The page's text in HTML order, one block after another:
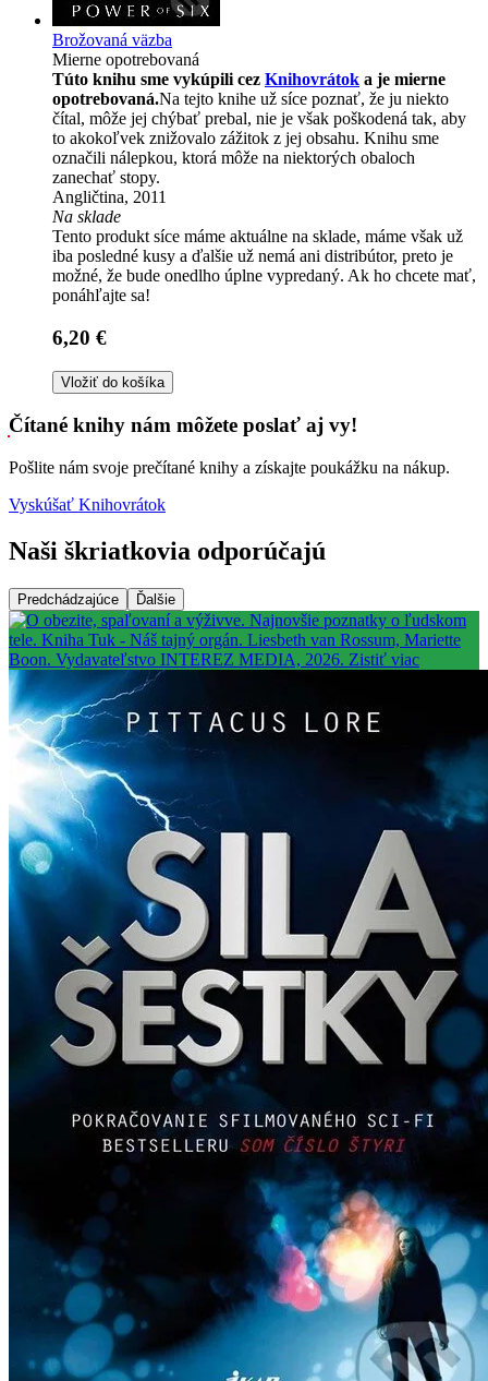
Brožovaná väzba
Mierne opotrebovaná
Túto knihu sme vykúpili cez Knihovrátok a je mierne
opotrebovaná.Na tejto knihe už síce poznať, že ju niekto
čítal, môže jej chýbať prebal, nie je však poškodená tak, aby
to akokoľvek znižovalo zážitok z jej obsahu. Knihu sme
označili nálepkou, ktorá môže na niektorých obaloch
zanechať stopy.
Angličtina, 2011
Na sklade
Tento produkt síce máme aktuálne na sklade, máme však už
iba posledné kusy a ďalšie už nemá ani distribútor, preto je
možné, že bude onedlho úplne vypredaný. Ak ho chcete mať,
ponáhľajte sa!
6,20 €
Vložiť do košíka
Čítané knihy nám môžete poslať aj vy!
Pošlite nám svoje prečítané knihy a získajte poukážku na nákup.
Vyskúšať Knihovrátok
Naši škriatkovia odporúčajú
Predchádzajúce Ďalšie